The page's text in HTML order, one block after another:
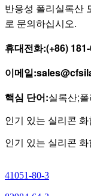
반응성 폴리실록산
로 문의하십시오.
휴대전화:(+86) 181-
이메일:
핵심 단어:실록산;
인기 있는 실리콘 화
인기 있는 실리콘 화
41051-80-3